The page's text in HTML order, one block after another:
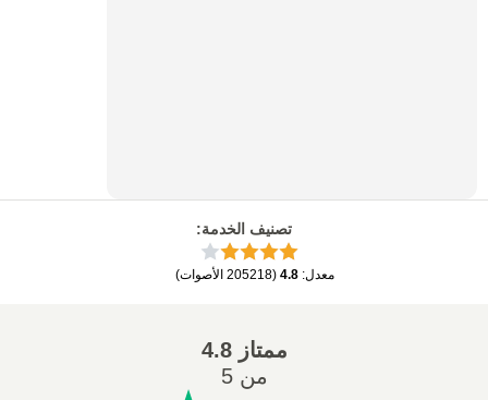
تصنيف الخدمة:
معدل:
4.8
(
205218 الأصوات)
ممتاز 4.8
من 5